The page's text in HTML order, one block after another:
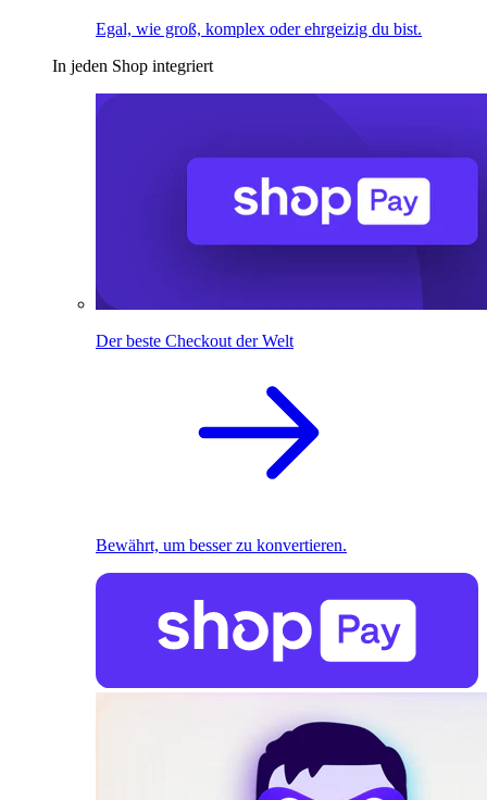
Egal, wie groß, komplex oder ehrgeizig du bist.
In jeden Shop integriert
Der beste Checkout der Welt
Bewährt, um besser zu konvertieren.